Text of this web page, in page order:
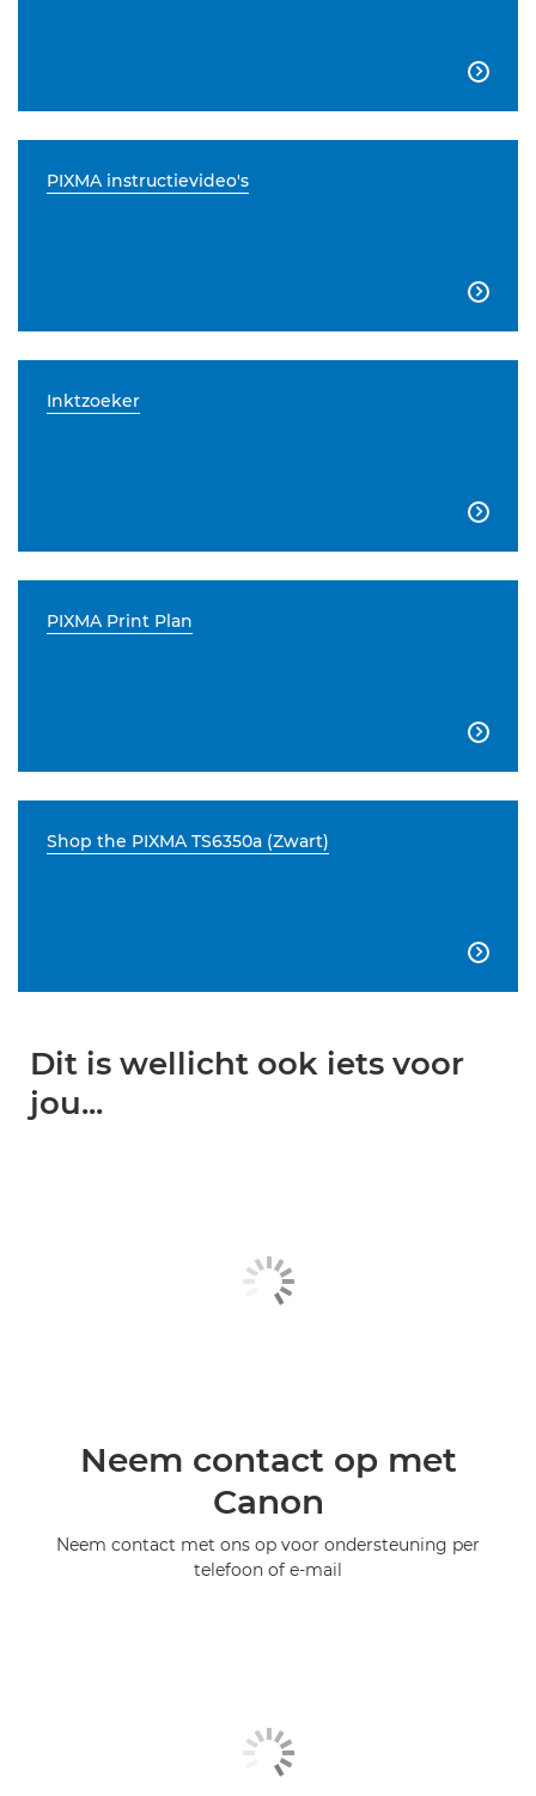

PIXMA instructievideo's

Inktzoeker

PIXMA Print Plan

Shop the PIXMA TS6350a (Zwart)

Dit is wellicht ook iets voor
jou...
Neem contact op met
Canon
Neem contact met ons op voor ondersteuning per
telefoon of e-mail